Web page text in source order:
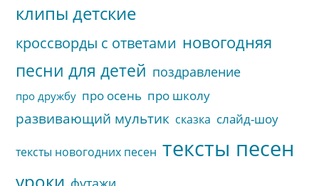
клипы детские
кроссворды с ответами новогодняя
песни для детей поздравление
про дружбу про осень про школу
развивающий мультик сказка слайд-шоу
тексты новогодних песен тексты песен